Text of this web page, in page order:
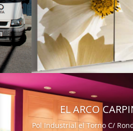
EL ARCO
Pol Industrial el Torno C/